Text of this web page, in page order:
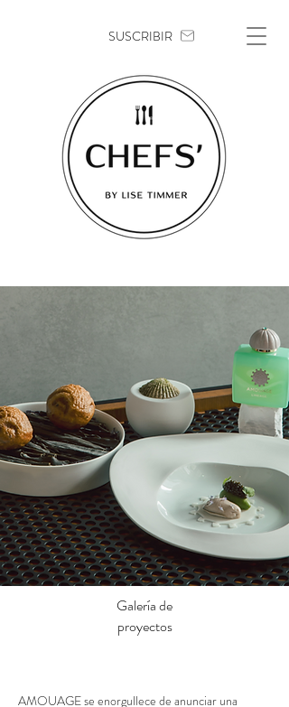
SUSCRIBIR
Galería de
proyectos
AMOUAGE se enorgullece de anunciar una